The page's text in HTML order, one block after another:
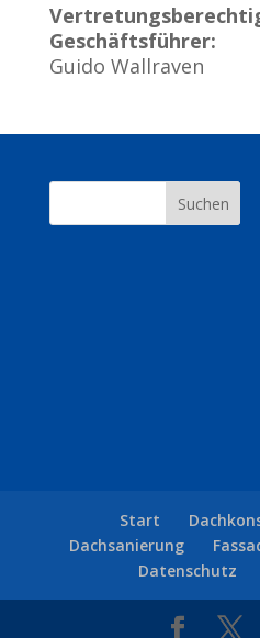
Geschäftsführer:
Guido Wallraven
Suchen
Start
Dachsanierung
Datenschutz